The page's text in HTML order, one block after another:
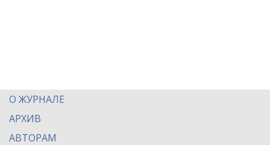
О ЖУРНАЛЕ
АРХИВ
АВТОРАМ